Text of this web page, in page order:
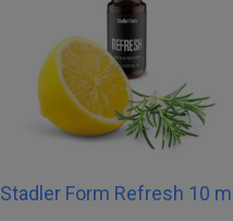
Stadler Form Refresh 10 ml